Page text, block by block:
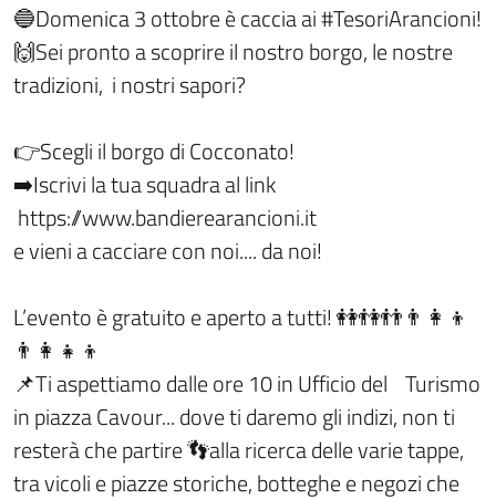
🔵Domenica 3 ottobre è caccia ai #TesoriArancioni!
🙌Sei pronto a scoprire il nostro borgo, le nostre
tradizioni, i nostri sapori?
👉Scegli il borgo di Cocconato!
➡️Iscrivi la tua squadra al link
https://www.bandierearancioni.it
e vieni a cacciare con noi.... da noi!
L’evento è gratuito e aperto a tutti! 👭👫👬👨‍👩‍👦
👨‍👩‍👧‍👦
📌Ti aspettiamo dalle ore 10 in Ufficio del Turismo
in piazza Cavour... dove ti daremo gli indizi, non ti
resterà che partire 👣alla ricerca delle varie tappe,
tra vicoli e piazze storiche, botteghe e negozi che